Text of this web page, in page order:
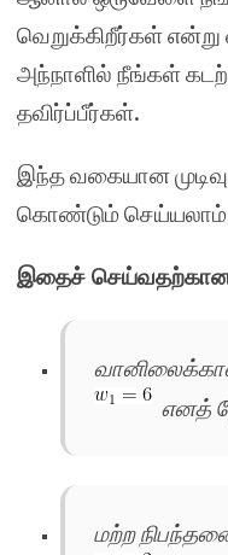
வெறுக்கிறீர்கள்
அந்நாளில் நீங்கள்
தவிர்ப்பீர்கள்.
இந்த வகையான
கொண்டும்
இதைச் செய்வதற்கான
எனத்
மற்ற